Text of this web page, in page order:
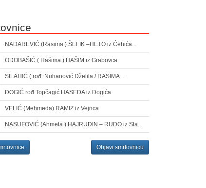
NADAREVIĆ (Rasima ) ŠEFIK –HETO iz Ćehića...
ODOBAŠIĆ ( Hašima ) HAŠIM iz Grabovca
SILAHIĆ ( rođ. Nuhanović Dželila / RASIMA ...
ĐOGIĆ rođ.Topčagić HASEDA iz Đogića
VELIĆ (Mehmeda) RAMIZ iz Vejnca
NASUFOVIĆ (Ahmeta ) HAJRUDIN – RUDO iz Sta...
Objavi smrtovnicu